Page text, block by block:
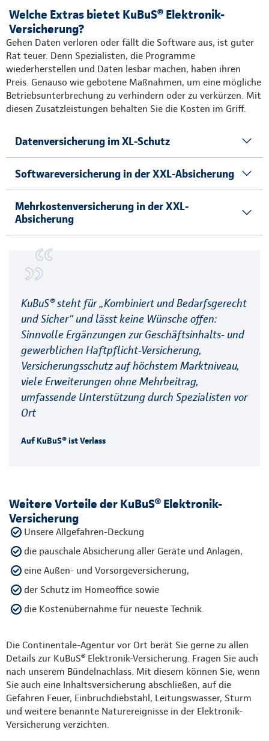
Welche Extras bietet KuBuS® Elektronik-
Versicherung?
Gehen Daten verloren oder fällt die Software aus, ist guter
Rat teuer. Denn Spezialisten, die Programme
wiederherstellen und Daten lesbar machen, haben ihren
Preis. Genauso wie gebotene Maßnahmen, um eine mögliche
Betriebsunterbrechung zu verhindern oder zu verkürzen. Mit
diesen Zusatzleistungen behalten Sie die Kosten im Griff.
Datenversicherung im XL-Schutz
Softwareversicherung in der XXL-Absicherung
Mehrkostenversicherung in der XXL-
Absicherung
KuBuS® steht für „Kombiniert und Bedarfsgerecht
und Sicher“ und lässt keine Wünsche offen:
Sinnvolle Ergänzungen zur Geschäftsinhalts- und
gewerblichen Haftpflicht-Versicherung,
Versicherungsschutz auf höchstem Marktniveau,
viele Erweiterungen ohne Mehrbeitrag,
umfassende Unterstützung durch Spezialisten vor
Ort
Auf KuBuS® ist Verlass
Weitere Vorteile der KuBuS® Elektronik-
Versicherung
Unsere Allgefahren-Deckung
die pauschale Absicherung aller Geräte und Anlagen,
eine Außen- und Vorsorgeversicherung,
der Schutz im Homeoffice sowie
die Kostenübernahme für neueste Technik.
Die Continentale-Agentur vor Ort berät Sie gerne zu allen
Details zur KuBuS® Elektronik-Versicherung. Fragen Sie auch
nach unserem Bündelnachlass. Mit diesem können Sie, wenn
Sie auch eine Inhaltsversicherung abschließen, auf die
Gefahren Feuer, Einbruchdiebstahl, Leitungswasser, Sturm
und weitere benannte Naturereignisse in der Elektronik-
Versicherung verzichten.